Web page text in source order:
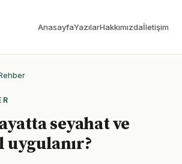
AnasayfaYazılarHakkımızdaİletişim
seyahat ve
uygulanır?